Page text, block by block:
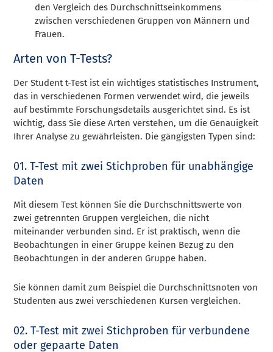
den Vergleich des Durchschnittseinkommens
zwischen verschiedenen Gruppen von Männern und
Frauen.
Arten von T-Tests?
Der Student t-Test ist ein wichtiges statistisches Instrument,
das in verschiedenen Formen verwendet wird, die jeweils
auf bestimmte Forschungsdetails ausgerichtet sind. Es ist
wichtig, dass Sie diese Arten verstehen, um die Genauigkeit
Ihrer Analyse zu gewährleisten. Die gängigsten Typen sind:
01. T-Test mit zwei Stichproben für unabhängige
Daten
Mit diesem Test können Sie die Durchschnittswerte von
zwei getrennten Gruppen vergleichen, die nicht
miteinander verbunden sind. Er ist praktisch, wenn die
Beobachtungen in einer Gruppe keinen Bezug zu den
Beobachtungen in der anderen Gruppe haben.
Sie können damit zum Beispiel die Durchschnittsnoten von
Studenten aus zwei verschiedenen Kursen vergleichen.
02. T-Test mit zwei Stichproben für verbundene
oder gepaarte Daten